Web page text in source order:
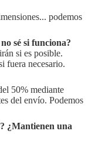
podemos
sé si funciona?
si es posible.
fuera necesario.
50% mediante
del envío. Podemos
¿Mantienen una